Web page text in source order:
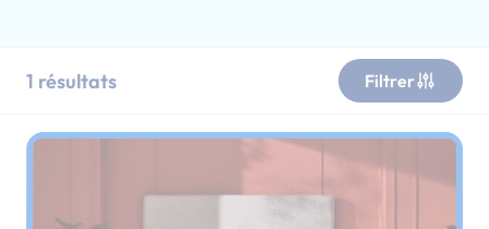
1 résultats Filtrer